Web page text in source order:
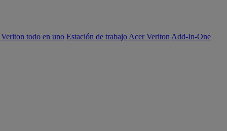
todo en uno Estación de trabajo Acer Veriton Add-In-One